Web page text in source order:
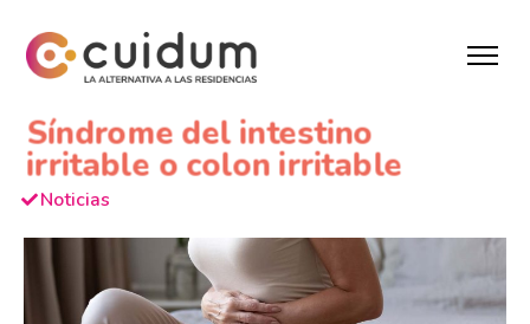
Síndrome del intestino
irritable o colon irritable
Noticias